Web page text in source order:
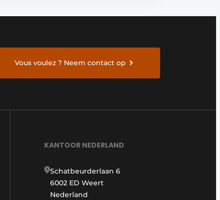
Vous voulez ? Neem contact op
KANTOOR NEDERLAND
Schatbeurderlaan 6
6002 ED Weert
Nederland